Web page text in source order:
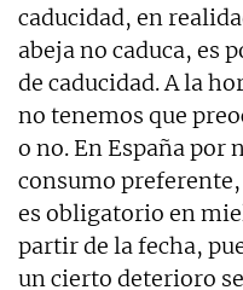
caducidad, en
abeja no caduca, es
de caducidad. A la
no tenemos que
o no. En España por
consumo
es obligatorio en
partir de la fecha,
un cierto deterioro